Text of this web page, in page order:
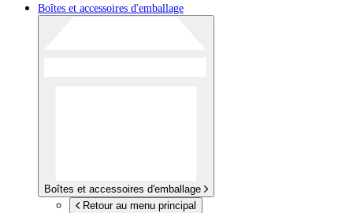
Boîtes et accessoires d'emballage
Boîtes et accessoires d'emballage
Retour au menu principal